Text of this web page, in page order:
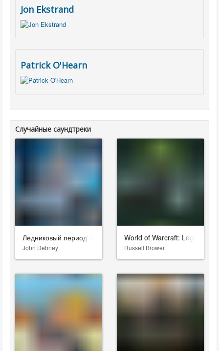
Jon Ekstrand
Patrick O'Hearn
Случайные саундтреки
Ледниковый период: Столкновение неизбежно
John Debney
World of Warcraft: Legion
Russell Brower